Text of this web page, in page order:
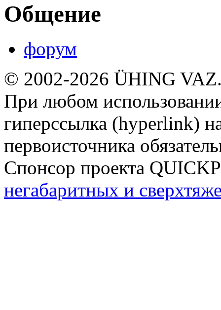
Общение
форум
© 2002-2026 ÜHING
При любом
гиперссылка (hyperlink)
первоисточника
Спонсор проекта
негабаритных и